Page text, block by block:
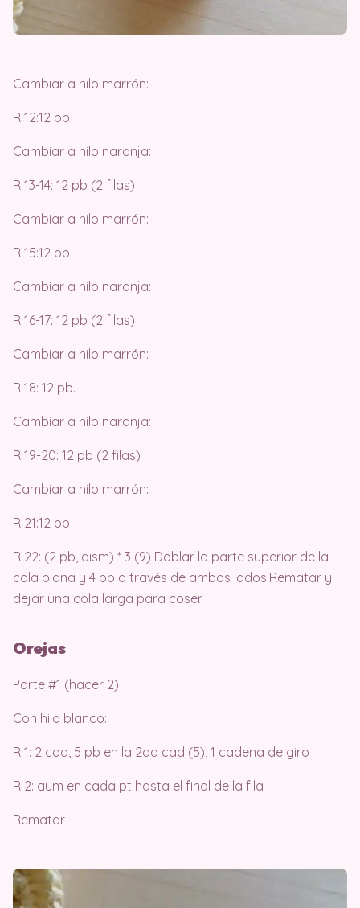
Cambiar a hilo marrón:
R 12:12 pb
Cambiar a hilo naranja:
R 13-14: 12 pb (2 filas)
Cambiar a hilo marrón:
R 15:12 pb
Cambiar a hilo naranja:
R 16-17: 12 pb (2 filas)
Cambiar a hilo marrón:
R 18: 12 pb.
Cambiar a hilo naranja:
R 19-20: 12 pb (2 filas)
Cambiar a hilo marrón:
R 21:12 pb
R 22: (2 pb, dism) * 3 (9) Doblar la parte superior de la
cola plana y 4 pb a través de ambos lados.Rematar y
dejar una cola larga para coser.
Orejas
Parte #1 (hacer 2)
Con hilo blanco:
R 1: 2 cad, 5 pb en la 2da cad (5), 1 cadena de giro
R 2: aum en cada pt hasta el final de la fila
Rematar